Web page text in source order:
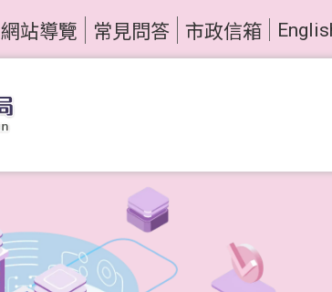
網站導覽 常見問答 市政信箱